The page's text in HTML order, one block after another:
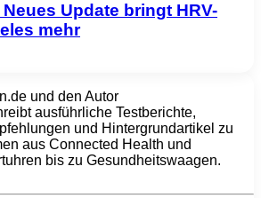
Update bringt HRV-
mehr
ausführliche Testberichte,
und Hintergrundartikel zu
aus Connected Health und
bis zu Gesundheitswaagen.